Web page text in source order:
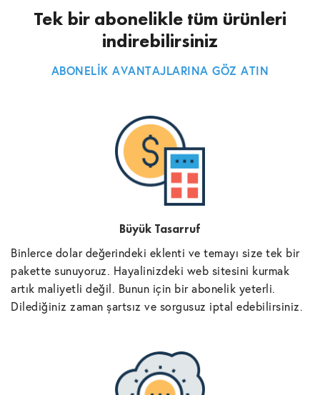
Tek bir abonelikle tüm ürünleri
indirebilirsiniz
ABONELİK AVANTAJLARINA GÖZ ATIN
Büyük Tasarruf
Binlerce dolar değerindeki eklenti ve temayı size tek bir
pakette sunuyoruz. Hayalinizdeki web sitesini kurmak
artık maliyetli değil. Bunun için bir abonelik yeterli.
Dilediğiniz zaman şartsız ve sorgusuz iptal edebilirsiniz.